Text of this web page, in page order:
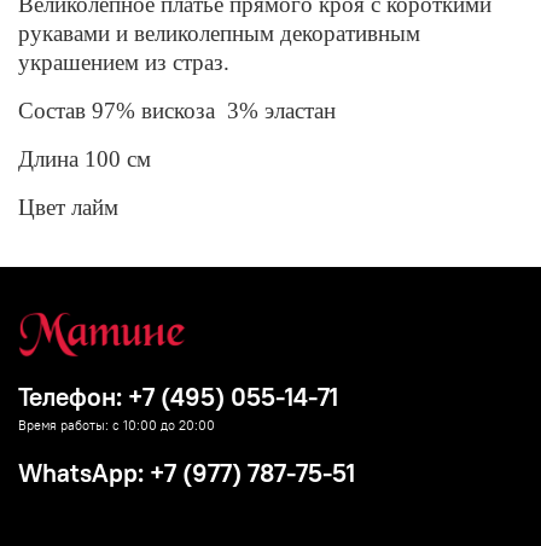
рукавами и великолепным декоративным
украшением из страз.
Состав 97% вискоза 3% эластан
Длина 100 см
Цвет лайм
Телефон: +7 (495) 055-14-71
Время работы: с 10:00 до 20:00
WhatsApp: +7 (977) 787-75-51